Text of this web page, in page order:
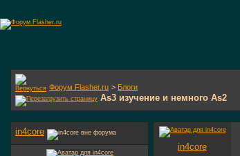
Форум Flasher.ru > Блоги
As3 изучение и немного As2
in4core
in4core